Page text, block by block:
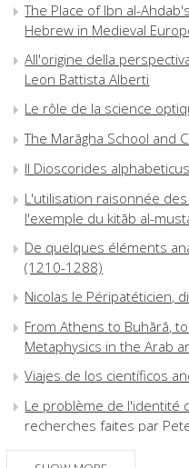
The Place of Ibn al-
Hebrew in Medieval
All'origine della
Leon Battista Alberti
Le rôle de la science
The Marāgha School and
Il Dioscorides
L'utilisation raisonnée
l'exemple du kitāb al-
De quelques éléments
(1210-1288)
Nicolas le Péripatéticien,
From Athens to Buhārā,
Metaphysics in the Arab
Viajes de los científicos
Le problème de l'identité
recherches faites par
L'âge de la démonstration